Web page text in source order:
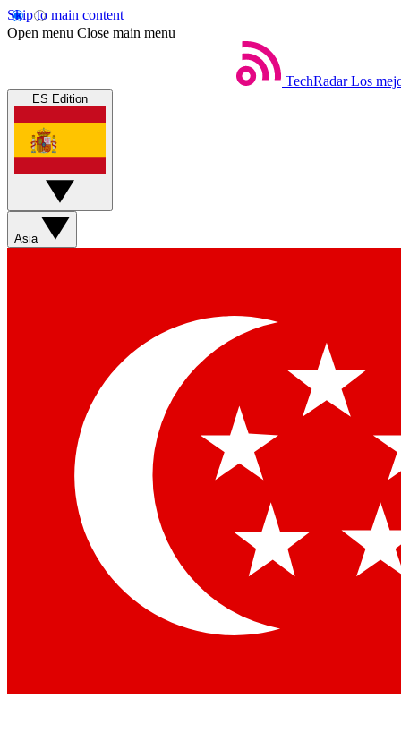
Skip to main content
Open menu Close main menu
TechRadar Los
ES Edition
Asia